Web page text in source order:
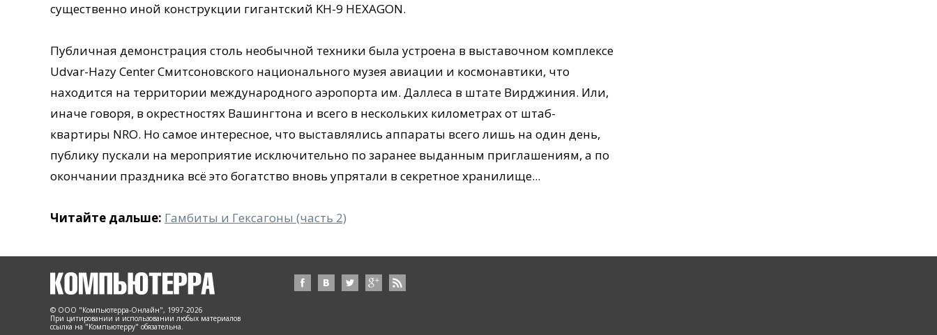
существенно иной конструкции гигантский KH-9 HEXAGON.
Публичная демонстрация столь необычной техники была устроена в выставочном комплексе
Udvar-Hazy Center Смитсоновского национального музея авиации и космонавтики, что
находится на территории международного аэропорта им. Даллеса в штате Вирджиния. Или,
иначе говоря, в окрестностях Вашингтона и всего в нескольких километрах от штаб-
квартиры NRO. Но самое интересное, что выставлялись аппараты всего лишь на один день,
публику пускали на мероприятие исключительно по заранее выданным приглашениям, а по
окончании праздника всё это богатство вновь упрятали в секретное хранилище...
Читайте дальше: Гамбиты и Гексагоны (часть 2)
© ООО "Компьютерра-Онлайн", 1997-2026
При цитировании и использовании любых материалов
ссылка на "Компьютерру" обязательна.